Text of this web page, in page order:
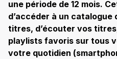
une période de 12 mois.
d’accéder à un catalogue
titres, d’écouter vos
playlists favoris sur tous
votre quotidien